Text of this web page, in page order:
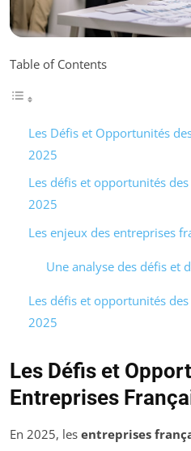
Table of Contents
Les Défis et Opportunités
2025
Les défis et opportunités
2025
Les enjeux des entreprises
Une analyse des défis et
Les défis et opportunités
2025
Les Défis et
Entreprises
En 2025, les entreprises